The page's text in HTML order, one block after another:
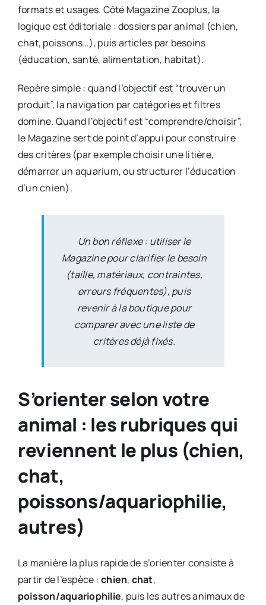
formats et usages. Côté Magazine Zooplus, la
logique est éditoriale : dossiers par animal (chien,
chat, poissons…), puis articles par besoins
(éducation, santé, alimentation, habitat).
Repère simple : quand l’objectif est “trouver un
produit”, la navigation par catégories et filtres
domine. Quand l’objectif est “comprendre/choisir”,
le Magazine sert de point d’appui pour construire
des critères (par exemple choisir une litière,
démarrer un aquarium, ou structurer l’éducation
d’un chien).
Un bon réflexe : utiliser le
Magazine pour clarifier le besoin
(taille, matériaux, contraintes,
erreurs fréquentes), puis
revenir à la boutique pour
comparer avec une liste de
critères déjà fixés.
S’orienter selon votre
animal : les rubriques qui
reviennent le plus (chien,
chat,
poissons/aquariophilie,
autres)
La manière la plus rapide de s’orienter consiste à
partir de l’espèce :chien, chat,
poisson/aquariophilie, puis les autres animaux de